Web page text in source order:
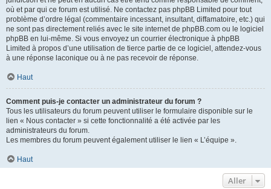
où et par qui ce forum est utilisé. Ne contactez pas phpBB Limited pour tout
problème d’ordre légal (commentaire incessant, insultant, diffamatoire, etc.) qui
ne sont pas directement reliés avec le site internet de phpBB.com ou le logiciel
phpBB en lui-même. Si vous envoyez un courrier électronique à phpBB
Limited à propos d’une utilisation de tierce partie de ce logiciel, attendez-vous
à une réponse laconique ou à ne pas recevoir de réponse.
Haut
Comment puis-je contacter un administrateur du forum ?
Tous les utilisateurs du forum peuvent utiliser le formulaire disponible sur le
lien « Nous contacter » si cette fonctionnalité a été activée par les
administrateurs du forum.
Les membres du forum peuvent également utiliser le lien « L’équipe ».
Haut
Aller